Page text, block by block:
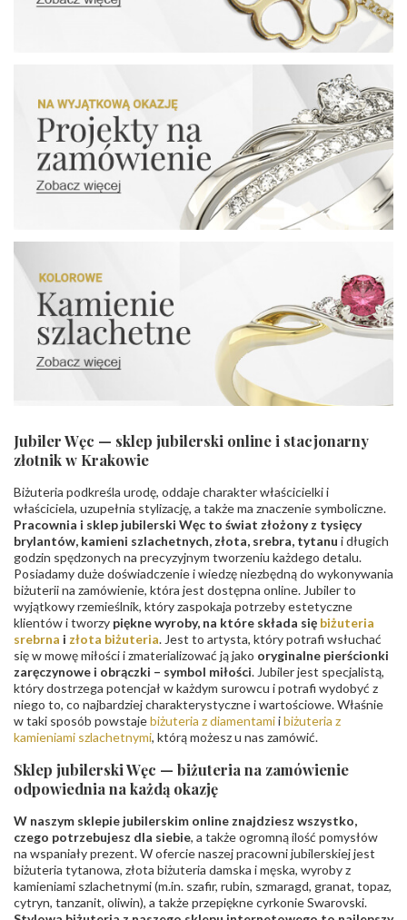
Jubiler Węc — sklep jubilerski online i stacjonarny
złotnik w Krakowie
Biżuteria podkreśla urodę, oddaje charakter właścicielki i
właściciela, uzupełnia stylizację, a także ma znaczenie symboliczne.
Pracownia i sklep jubilerski Węc to świat złożony z tysięcy
brylantów, kamieni szlachetnych, złota, srebra, tytanu i długich
godzin spędzonych na precyzyjnym tworzeniu każdego detalu.
Posiadamy duże doświadczenie i wiedzę niezbędną do wykonywania
biżuterii na zamówienie, która jest dostępna online. Jubiler to
wyjątkowy rzemieślnik, który zaspokaja potrzeby estetyczne
klientów i tworzy piękne wyroby, na które składa się biżuteria
srebrna i złota biżuteria. Jest to artysta, który potrafi wsłuchać
się w mowę miłości i zmaterializować ją jako oryginalne pierścionki
zaręczynowe i obrączki – symbol miłości. Jubiler jest specjalistą,
który dostrzega potencjał w każdym surowcu i potrafi wydobyć z
niego to, co najbardziej charakterystyczne i wartościowe. Właśnie
w taki sposób powstajebiżuteria z diamentamiibiżuteria z
kamieniami szlachetnymi, którą możesz u nas zamówić.
Sklep jubilerski Węc — biżuteria na zamówienie
odpowiednia na każdą okazję
W naszym sklepie jubilerskim online znajdziesz wszystko,
czego potrzebujesz dla siebie, a także ogromną ilość pomysłów
na wspaniały prezent. W ofercie naszej pracowni jubilerskiej jest
biżuteria tytanowa, złota biżuteria damska i męska, wyroby z
kamieniami szlachetnymi (m.in. szafir, rubin, szmaragd, granat, topaz,
cytryn, tanzanit, oliwin), a także przepiękne cyrkonie Swarovski.